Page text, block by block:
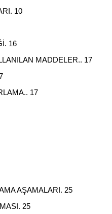
10
16
MADDELER.. 17
17
AŞAMALARI. 25
25